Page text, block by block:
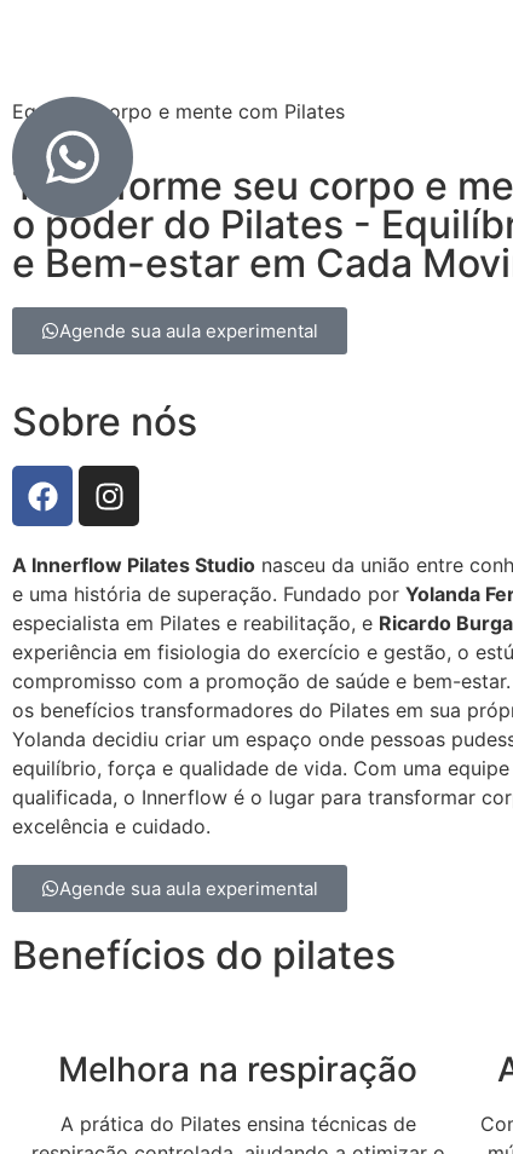
Equilibre corpo e mente com Pilates
Transforme seu corpo e
o poder do Pilates -
e Bem-estar em Cada
Agende sua aula experimental
Sobre nós
A Innerflow Pilates Studio nasceu da união entre
e uma história de superação. Fundado por Yolanda
especialista em Pilates e reabilitação, e Ricardo
experiência em fisiologia do exercício e gestão, o
compromisso com a promoção de saúde e bem-
os benefícios transformadores do Pilates em sua
Yolanda decidiu criar um espaço onde pessoas
equilíbrio, força e qualidade de vida. Com uma
qualificada, o Innerflow é o lugar para transformar
excelência e cuidado.
Agende sua aula experimental
Benefícios do pilates
Melhora na respiração
A prática do Pilates ensina técnicas de